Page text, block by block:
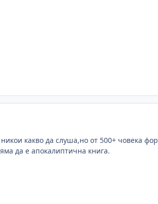
какво да слуша,но от 500+ човека
да е апокалиптична книга.